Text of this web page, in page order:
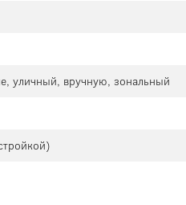
уличный, вручную, зональный